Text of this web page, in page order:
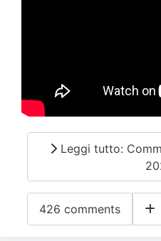
Leggi tutto:
426 comments